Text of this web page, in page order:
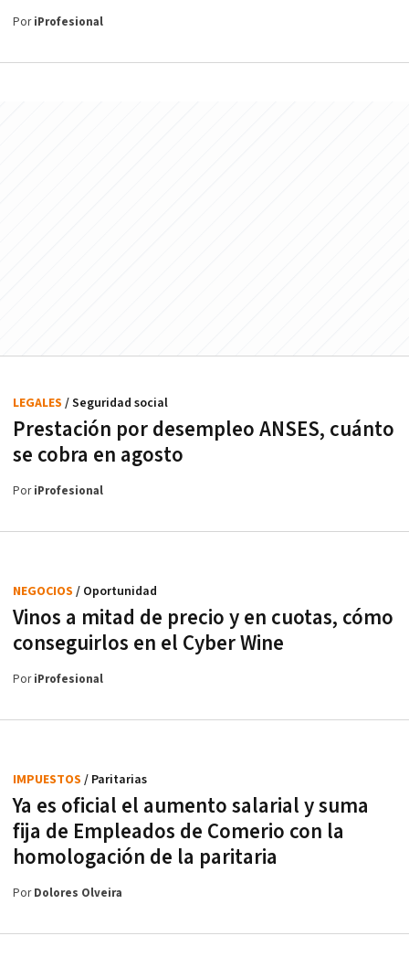
PoriProfesional
Prestación por desempleo ANSES, cuánto
se cobra en agosto
LEGALES / Seguridad social
PoriProfesional
Vinos a mitad de precio y en cuotas, cómo
conseguirlos en el Cyber Wine
NEGOCIOS / Oportunidad
PoriProfesional
Ya es oficial el aumento salarial y suma
fija de Empleados de Comerio con la
homologación de la paritaria
IMPUESTOS / Paritarias
PorDolores Olveira